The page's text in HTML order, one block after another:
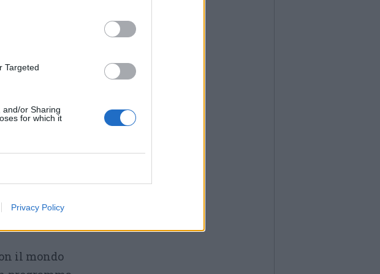
Targeted
and/or Sharing
for which it
Privacy Policy
all’a
area 2,
queste
Proud to be
il mondo